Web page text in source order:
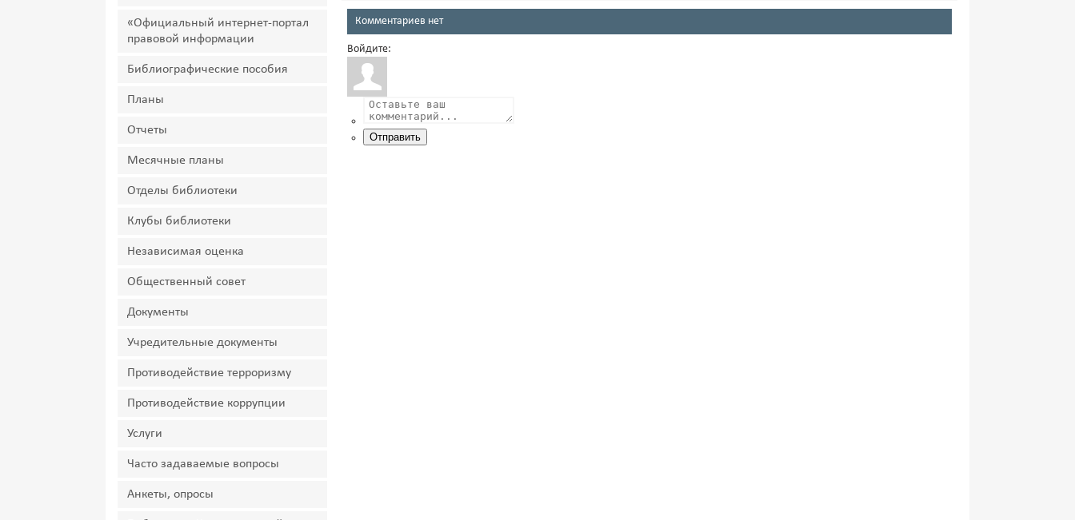
«Официальный интернет-портал
правовой информации
Библиографические пособия
Планы
Отчеты
Месячные планы
Отделы библиотеки
Клубы библиотеки
Независимая оценка
Общественный совет
Документы
Учредительные документы
Противодействие терроризму
Противодействие коррупции
Услуги
Часто задаваемые вопросы
Анкеты, опросы
Комментариев нет
Войдите:
Отправить